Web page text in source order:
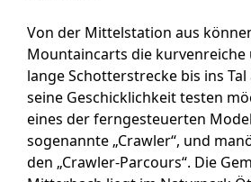
Von der Mittelstation aus
Mountaincarts die kurvenreiche
lange Schotterstrecke bis ins
seine Geschicklichkeit testen
eines der ferngesteuerten
sogenannte „Crawler“, und
den „Crawler-Parcours“. Die